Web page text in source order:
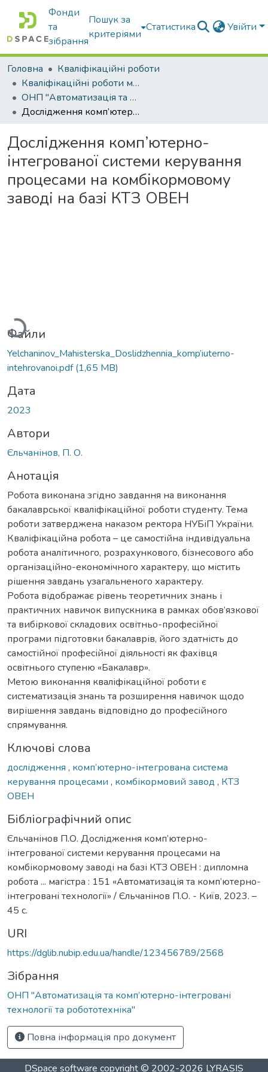
Фонди
та
зібрання
Пошук за
критеріями
Статистика Увійти
Головна
Кваліфікаційні роботи
Кваліфікаційні роботи магістрів
ОНП "Автоматизація та комп’ютерно-інтегровані технології та робототехніка"
Дослідження комп’ютерно-інтегрованої системи керування процесами на комбікормовому заводі на базі КТЗ ОВЕН
Дослідження комп’ютерно-
інтегрованої системи керування
процесами на комбікормовому
заводі на базі КТЗ ОВЕН
Вантажиться...
Файли
Yelchaninov_Мahisterska_Doslidzhennia_komp’iuterno-
intehrovanoi.pdf(1,65 MB)
Дата
2023
Автори
Єльчанінов, П. О.
Анотація
Робота виконана згідно завдання на виконання
бакалаврської кваліфікаційної роботи студенту. Тема
роботи затверджена наказом ректора НУБіП України.
Кваліфікаційна робота – це самостійна індивідуальна
робота аналітичного, розрахункового, бізнесового або
організаційно-економічного характеру, що містить
рішення завдань узагальненого характеру.
Робота відображає рівень теоретичних знань і
практичних навичок випускника в рамках обов’язкової
та вибіркової складових освітньо-професійної
програми підготовки бакалаврів, його здатність до
самостійної професійної діяльності як фахівця
освітнього ступеню «Бакалавр».
Метою виконання кваліфікаційної роботи є
систематизація знань та розширення навичок щодо
вирішення завдань відповідно до професійного
спрямування.
Ключові слова
дослідження , комп’ютерно-інтегрована система
керування процесами , комбікормовий завод , КТЗ
ОВЕН
Бібліографічний опис
Єльчанінов П.О. Дослідження комп’ютерно-
інтегрованої системи керування процесами на
комбікормовому заводі на базі КТЗ ОВЕН : дипломна
робота ... магістра : 151 «Автоматизація та комп’ютерно-
інтегровані технології» / Єльчанінов П.О. - Київ, 2023. –
45 с.
URI
https://dglib.nubip.edu.ua/handle/123456789/2568
Зібрання
ОНП "Автоматизація та комп’ютерно-інтегровані
технології та робототехніка"
Повна інформація про документ
DSpace software copyright © 2002-2026 LYRASIS